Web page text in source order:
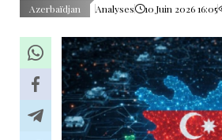
Azerbaïdjan Analyses 10 Juin 2026 16:05